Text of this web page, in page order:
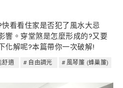
看看住家是否犯了風水大忌
響。穿堂煞是怎麼形成的?又要
化解呢?本篇帶你一次破解!
舒適 自由調光 風琴簾 (蜂巢簾)